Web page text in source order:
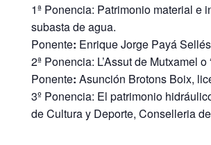
1ª Ponencia: Patrimonio material e
subasta de agua.
Ponente: Enrique Jorge Payá
2ª Ponencia: L’Assut de Mutxamel
Ponente: Asunción Brotons Boix,
3º Ponencia: El patrimonio
de Cultura y Deporte, Conselleria